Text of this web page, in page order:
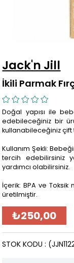
Jack'n Jill
İkili Parmak
Doğal yapısı ile
edebileceğiniz bir
kullanabileceğiniz çift
Kullanım Şekli:
tercih edebilirsiniz
yardımcı olabilirsiniz.
İçerik: BPA ve
üretilmiştir.
₺250,00
STOK KODU